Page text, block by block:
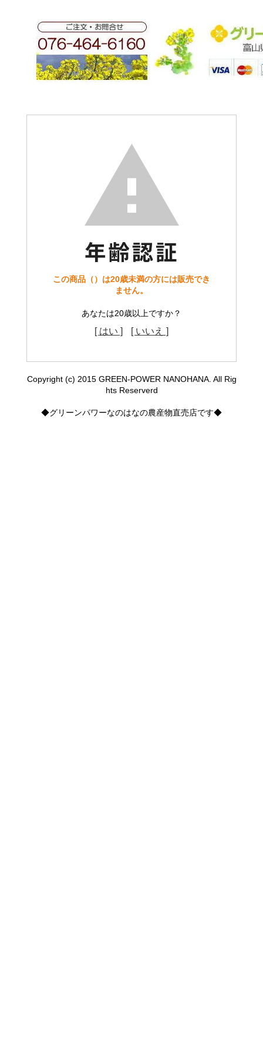
この商品（）は20歳未満の方には販売でき
ません。
あなたは20歳以上ですか？
[ はい ] [ いいえ ]
Copyright (c) 2015 GREEN-POWER NANOHANA. All Rig
hts Reserverd
◆グリーンパワーなのはなの農産物直売店です◆